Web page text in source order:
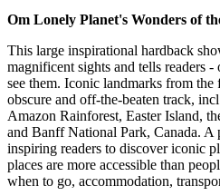
Om Lonely Planet's Wonders of
This large inspirational hardback
magnificent sights and tells readers
see them. Iconic landmarks from
obscure and off-the-beaten track,
Amazon Rainforest, Easter Island,
and Banff National Park, Canada. A
inspiring readers to discover iconic
places are more accessible than
when to go, accommodation,